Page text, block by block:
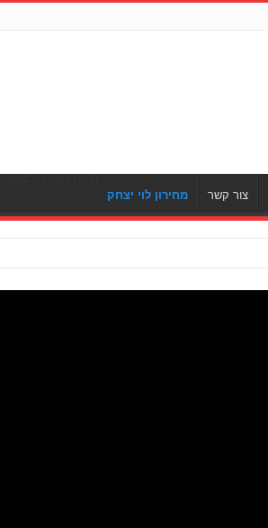
צור קשר מחירון לוי יצחק